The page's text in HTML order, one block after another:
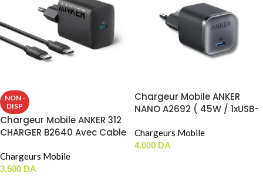
NON -
DISP
Chargeur Mobile ANKER 312
CHARGER B2640 Avec Cable
PD3.0 / 30W / 1xUSB-C )
Chargeurs Mobile
3.500 DA
Chargeur Mobile ANKER
NANO A2692 ( 45W / 1xUSB-
Chargeurs Mobile
4.000 DA